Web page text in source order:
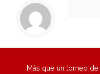
Más que un torneo